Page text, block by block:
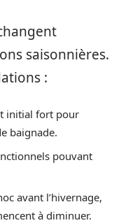
saisonnières.
:
initial fort pour
baignade.
pouvant
avant l’hivernage,
à diminuer.